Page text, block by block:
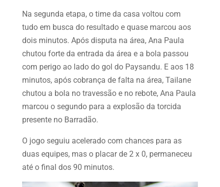
Na segunda etapa, o time da casa voltou com
tudo em busca do resultado e quase marcou aos
dois minutos. Após disputa na área, Ana Paula
chutou forte da entrada da área e a bola passou
com perigo ao lado do gol do Paysandu. E aos 18
minutos, após cobrança de falta na área, Tailane
chutou a bola no travessão e no rebote, Ana Paula
marcou o segundo para a explosão da torcida
presente no Barradão.
O jogo seguiu acelerado com chances para as
duas equipes, mas o placar de 2 x 0, permaneceu
até o final dos 90 minutos.